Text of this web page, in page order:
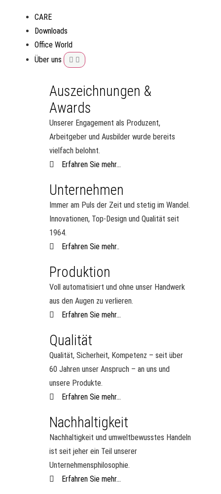
CARE
Downloads
Office World
Über uns
Auszeichnungen &
Awards
Unserer Engagement als Produzent,
Arbeitgeber und Ausbilder wurde bereits
vielfach belohnt.
Erfahren Sie mehr...
Unternehmen
Immer am Puls der Zeit und stetig im Wandel.
Innovationen, Top-Design und Qualität seit
1964.
Erfahren Sie mehr..
Produktion
Voll automatisiert und ohne unser Handwerk
aus den Augen zu verlieren.
Erfahren Sie mehr...
Qualität
Qualität, Sicherheit, Kompetenz – seit über
60 Jahren unser Anspruch – an uns und
unsere Produkte.
Erfahren Sie mehr...
Nachhaltigkeit
Nachhaltigkeit und umweltbewusstes Handeln
ist seit jeher ein Teil unserer
Unternehmensphilosophie.
Erfahren Sie mehr...